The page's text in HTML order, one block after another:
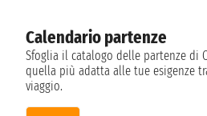
Calendario partenze
Sfoglia il catalogo delle partenze di
quella più adatta alle tue esigenze
viaggio.